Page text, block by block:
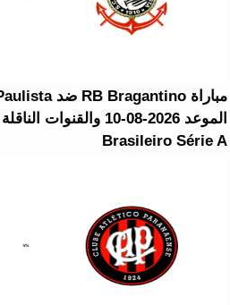
Brasileiro Série A